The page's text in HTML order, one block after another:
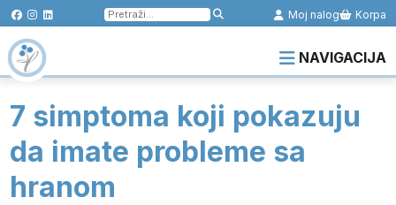
Pretraga
za:
Moj nalog Korpa
NAVIGACIJA
7 simptoma koji pokazuju
da imate probleme sa
hranom